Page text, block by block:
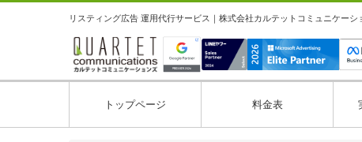
リスティング広告 運用代行サービス｜株式会社カルテットコミュニケー
トップページ 料金表